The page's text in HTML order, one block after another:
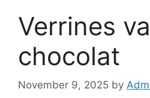
Verrines
chocolat
November 9, 2025 by